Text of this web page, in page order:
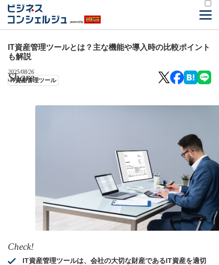
IT資産管理ツールとは？主な機能や導入時の比較ポイント
も解説
2025/08/26
IT資産管理ツール
Share
Check!
IT資産管理ツールは、会社の大切な財産であるIT資産を適切